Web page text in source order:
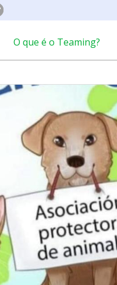
O que é o Teaming?